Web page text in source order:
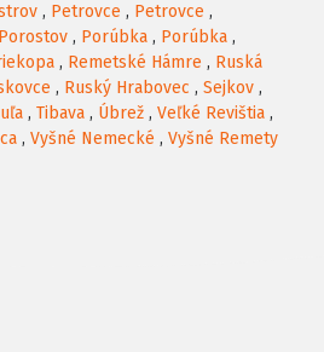
, Petrovce , Petrovce ,
Porostov , Porúbka , Porúbka ,
, Remetské Hámre , Ruská
, Ruský Hrabovec , Sejkov ,
, Tibava , Úbrež , Veľké Revištia ,
, Vyšné Nemecké , Vyšné Remety